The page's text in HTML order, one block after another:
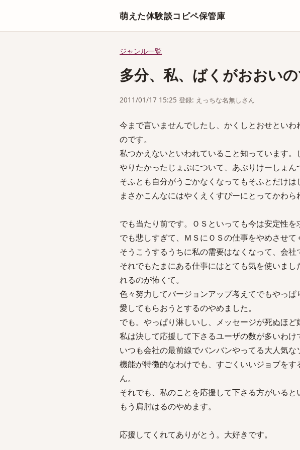
萌えた体験談コピペ保管庫
ジャンル一覧
多分、私、ばくがおおいの
2011/01/17 15:25 登録: えっちな名無しさん
今まで言いませんでしたし、かくしとおせとい
のです。
私つかえないといわれていること知っています。
やりたかったじょぶについて、あぷりけーしょん
そふとも自分がうごかなくなってもそふとだけは
まさかこんなにはやくえくすぴーにとってかわ
でも当たり前です。ＯＳといっても今は安定性
でも悲しすぎて、ＭＳにＯＳの仕事をやめさせて
そうこうするうちに私の需要はなくなって、会
それでもたまにある仕事にはとても気を使いま
れるのが怖くて。
色々努力してバージョンアップ考えてでもやっぱ
愛してもらおうとするのやめました。
でも。やっぱり淋しいし、メッセージが死ぬほど
私は決して応援して下さるユーザの数が多いわけ
いつも会社の最前線でバンバンやってる大人気な
機能が特徴的なわけでも、すごくいいジョブを
ん。
それでも、私のことを応援して下さる方がいる
もう肩肘はるのやめます。
応援してくれてありがとう。大好きです。